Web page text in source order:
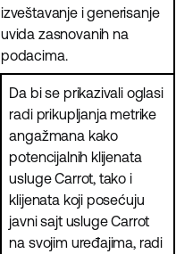
izveštavanje i generisanje
uvida zasnovanih na
podacima.
Da bi se prikazivali oglasi
radi prikupljanja metrike
angažmana kako
potencijalnih klijenata
usluge Carrot, tako i
klijenata koji posećuju
javni sajt usluge Carrot
na svojim uređajima, radi